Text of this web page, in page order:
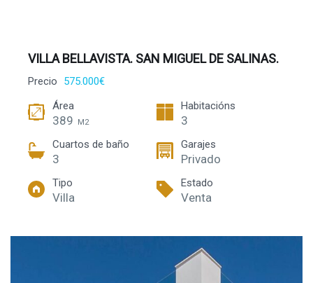
VILLA BELLAVISTA. SAN MIGUEL DE SALINAS.
Precio
575.000€
Área
389 M2
Habitacións
3
Cuartos de baño
3
Garajes
Privado
Tipo
Villa
Estado
Venta